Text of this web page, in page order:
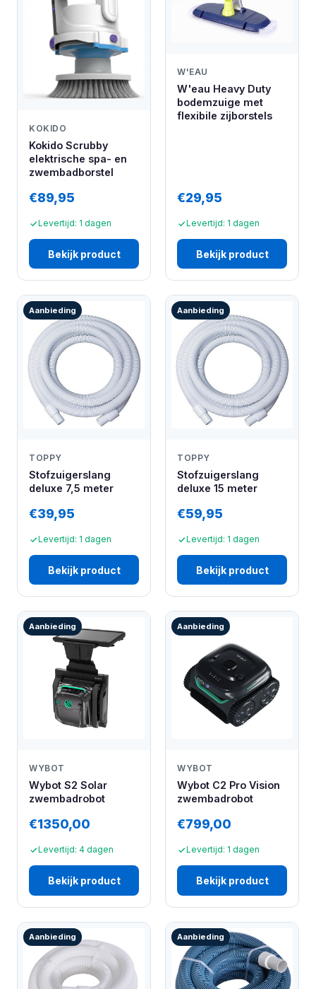
KOKIDO
Kokido Scrubby
elektrische spa- en
zwembadborstel
€89,95
Levertijd: 1 dagen
Bekijk product
W'EAU
W'eau Heavy Duty
bodemzuige met
flexibile zijborstels
€29,95
Levertijd: 1 dagen
Bekijk product
Aanbieding
TOPPY
Stofzuigerslang
deluxe 7,5 meter
€39,95
Levertijd: 1 dagen
Bekijk product
Aanbieding
TOPPY
Stofzuigerslang
deluxe 15 meter
€59,95
Levertijd: 1 dagen
Bekijk product
Aanbieding
WYBOT
Wybot S2 Solar
zwembadrobot
€1350,00
Levertijd: 4 dagen
Bekijk product
Aanbieding
WYBOT
Wybot C2 Pro Vision
zwembadrobot
€799,00
Levertijd: 1 dagen
Bekijk product
Aanbieding Aanbieding